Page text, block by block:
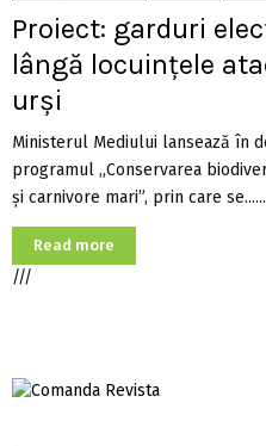
Proiect: garduri
lângă locuințele
urși
Ministerul Mediului lansează în
programul „Conservarea
și carnivore mari”, prin care se......
Read more
///